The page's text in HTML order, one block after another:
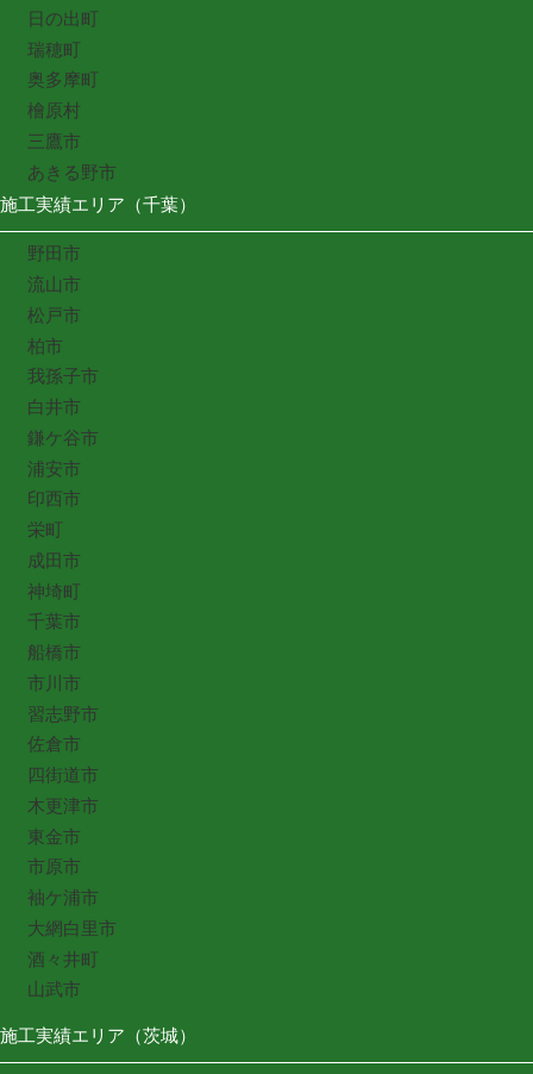
日の出町
瑞穂町
奥多摩町
檜原村
三鷹市
あきる野市
施工実績エリア（千葉）
野田市
流山市
松戸市
柏市
我孫子市
白井市
鎌ケ谷市
浦安市
印西市
栄町
成田市
神埼町
千葉市
船橋市
市川市
習志野市
佐倉市
四街道市
木更津市
東金市
市原市
袖ケ浦市
大網白里市
酒々井町
山武市
施工実績エリア（茨城）